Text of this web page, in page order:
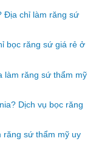
Địa chỉ làm răng sứ
bọc răng sứ giá rẻ ở
làm răng sứ thẩm mỹ
Dịch vụ bọc răng
răng sứ thẩm mỹ uy